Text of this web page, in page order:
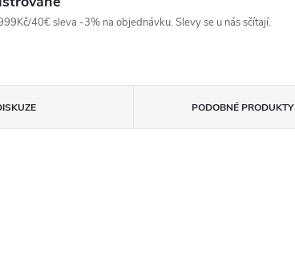
40€ sleva -3% na objednávku. Slevy se u nás sčítají.
PODOBNÉ PRODUKTY